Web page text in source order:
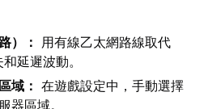
）：
用有線乙太網路線取代
延遲波動。
域： 在遊戲設定中，手動選擇
器區域。